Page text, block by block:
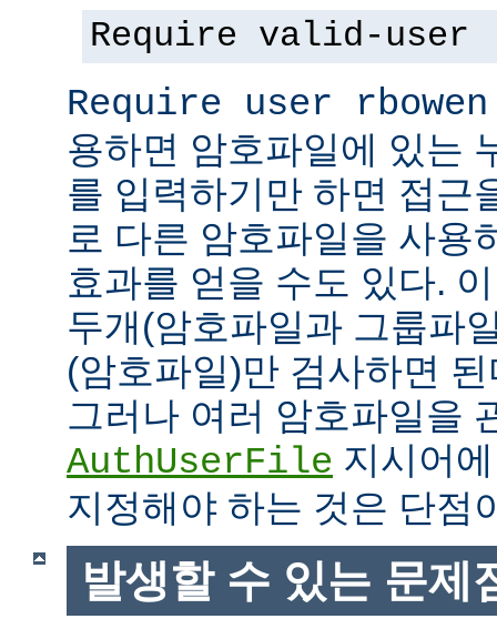
Require valid-user
Require user rbowen
용하면 암호파일에 있는
를 입력하기만 하면 접근
로 다른 암호파일을 사용
효과를 얻을 수도 있다.
두개(암호파일과 그룹파
(암호파일)만 검사하면
그러나 여러 암호파일을
AuthUserFile 지시어
지정해야 하는 것은 단점
발생할 수 있는 문제